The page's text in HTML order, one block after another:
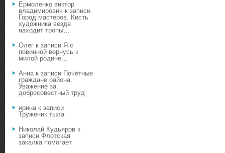
Ермоленко виктор
владимирович к записи
Город мастеров. Кисть
художника везде
находит тропы…
Олег к записи Я с
повинной вернусь к
милой родине…
Аннак записи Почётные
граждане района.
Уважение за
добросовестный труд
иринак записи
Труженик тыла
Николай Кудьяров к
записи Флотская
закалка помогает